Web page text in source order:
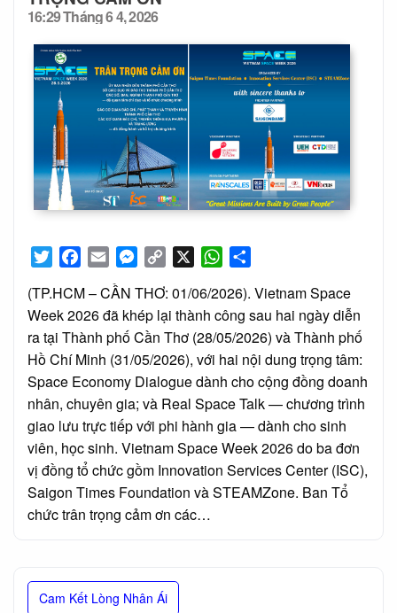
TwitterFacebook
Email Messenger
Copy
WhatsApp
(TP.HCM – CẦN THƠ: 01/06/2026). Vietnam Space
Week 2026 đã khép lại thành công sau hai ngày diễn
ra tại Thành phố Cần Thơ (28/05/2026) và Thành phố
Hồ Chí Minh (31/05/2026), với hai nội dung trọng tâm:
Space Economy Dialogue dành cho cộng đồng doanh
nhân, chuyên gia; và Real Space Talk — chương trình
giao lưu trực tiếp với phi hành gia — dành cho sinh
viên, học sinh. Vietnam Space Week 2026 do ba đơn
vị đồng tổ chức gồm Innovation Services Center (ISC),
Saigon Times Foundation và STEAMZone. Ban Tổ
chức trân trọng cảm ơn các…
Posted
on
16:29 Tháng 6 4, 2026
Cam Kết Lòng Nhân Ái